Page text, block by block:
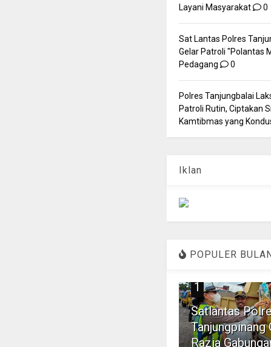
Layani Masyarakat
0
Sat Lantas Polres
Gelar Patroli "Polantas
Pedagang
0
Polres Tanjungbalai
Patroli Rutin, Ciptakan
Kamtibmas yang
Iklan
POPULER
1
Satlantas
Tanjungpinang
Razia